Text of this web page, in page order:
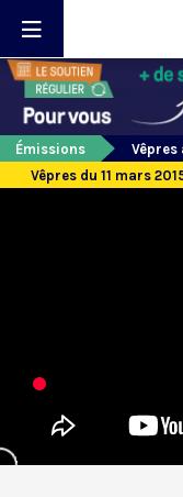
Émissions
Vêpres
Vêpres du 11 mars